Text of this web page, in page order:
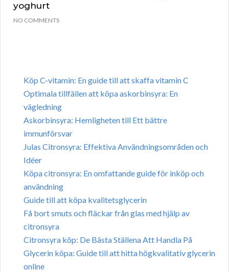
yoghurt
NO COMMENTS
Köp C-vitamin: En guide till att skaffa vitamin C
Optimala tillfällen att köpa askorbinsyra: En
vägledning
Askorbinsyra: Hemligheten till Ett bättre
immunförsvar
Julas Citronsyra: Effektiva Användningsområden och
Idéer
Köpa citronsyra: En omfattande guide för inköp och
användning
Guide till att köpa kvalitetsglycerin
Få bort smuts och fläckar från glas med hjälp av
citronsyra
Citronsyra köp: De Bästa Ställena Att Handla På
Glycerin köpa: Guide till att hitta högkvalitativ glycerin
online